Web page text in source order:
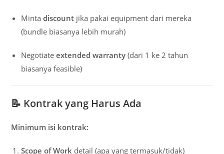
Mintadiscount jika pakai equipment dari mereka
(bundle biasanya lebih murah)
Negotiateextended warranty (dari 1 ke 2 tahun
biasanya feasible)
📝 Kontrak yang Harus Ada
Minimum isi kontrak:
Scope of Work detail (apa yang termasuk/tidak)